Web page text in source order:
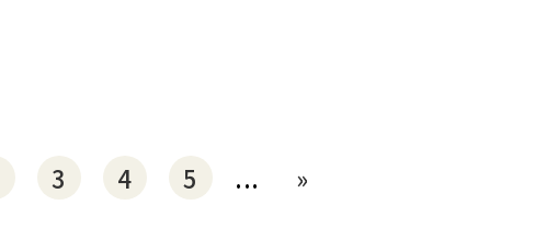
3 4 5 ... »